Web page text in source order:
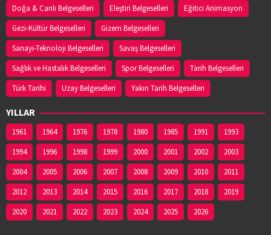
Doğa & Canlı Belgeselleri
Eleştiri Belgeselleri
Eğitici Animasyon
Gezi-Kültür Belgeselleri
Gizem Belgeselleri
Sanayi-Teknoloji Belgeselleri
Savaş Belgeselleri
Sağlık ve Hastalık Belgeselleri
Spor Belgeselleri
Tarih Belgeselleri
Türk Tarihi
Uzay Belgeselleri Yakın Tarih Belgeselleri
YILLAR
1961 1964 1976 1978 1980 1985 1991
1993
1994
1996 1998 1999 2000 2001 2002
2003
2004
2005 2006 2007 2008 2009 2010
2011
2012
2013 2014 2015 2016 2017 2018
2019
2020
2021 2022 2023 2024 2025 2026